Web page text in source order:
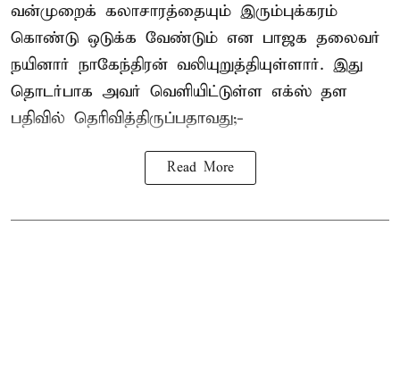
வன்முறைக் கலாசாரத்தையும் இரும்புக்கரம்
கொண்டு ஒடுக்க வேண்டும் என பாஜக தலைவர்
நயினார் நாகேந்திரன் வலியுறுத்தியுள்ளார். இது
தொடர்பாக அவர் வெளியிட்டுள்ள எக்ஸ் தள
பதிவில் தெரிவித்திருப்பதாவது;-
Read More